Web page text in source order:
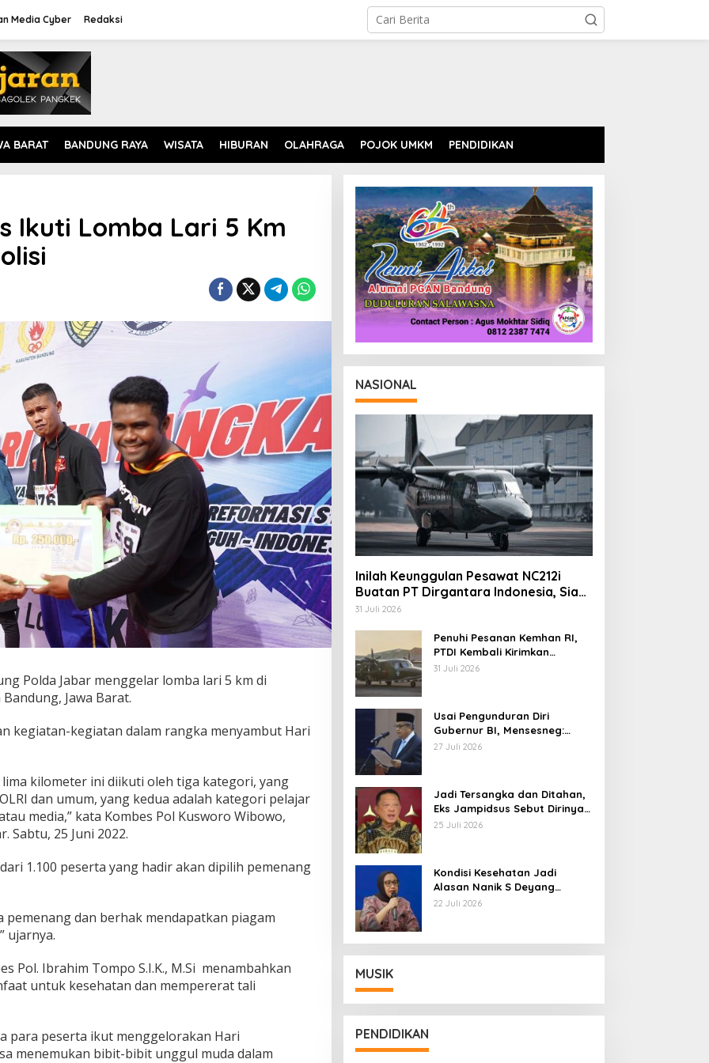
Media Cyber Redaksi
BARAT BANDUNG RAYA WISATA HIBURAN OLAHRAGA POJOK UMKM PENDIDIKAN
Ikuti Lomba Lari 5 Km
Polda Jabar menggelar lomba lari 5 km di
Jawa Barat.
kegiatan-kegiatan dalam rangka menyambut Hari
lima kilometer ini diikuti oleh tiga kategori, yang
dan umum, yang kedua adalah kategori pelajar
media,” kata Kombes Pol Kusworo Wibowo,
Sabtu, 25 Juni 2022.
1.100 peserta yang hadir akan dipilih pemenang
pemenang dan berhak mendapatkan piagam
ujarnya.
Pol. Ibrahim Tompo S.I.K., M.Si menambahkan
untuk kesehatan dan mempererat tali
para peserta ikut menggelorakan Hari
menemukan bibit-bibit unggul muda dalam
NASIONAL
Inilah Keunggulan Pesawat NC212i
Buatan PT Dirgantara Indonesia, Siap
Dukung Berbagai Operasi TNI
31 Juli 2026
Penuhi Pesanan Kemhan RI,
PTDI Kembali Kirimkan
Pesawat NC212i ke Pangkalan
31 Juli 2026
Usai Pengunduran Diri
Gubernur BI, Mensesneg:
Segera Terbit Keppres
27 Juli 2026
Jadi Tersangka dan Ditahan,
Eks Jampidsus Sebut Dirinya
Korban Kriminalisasi
25 Juli 2026
Kondisi Kesehatan Jadi
Alasan Nanik S Deyang
Mundur dari BGN, Prabowo
22 Juli 2026
MUSIK
PENDIDIKAN